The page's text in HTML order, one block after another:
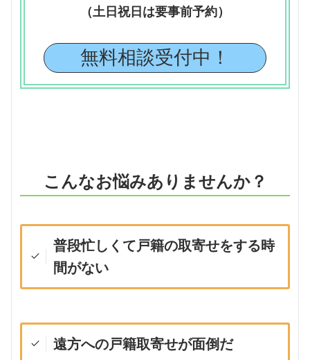
（土日祝日は要事前予約）
無料相談受付中！
こんなお悩みありませんか？
普段忙しくて戸籍の取寄せをする時
間がない
遠方への戸籍取寄せが面倒だ